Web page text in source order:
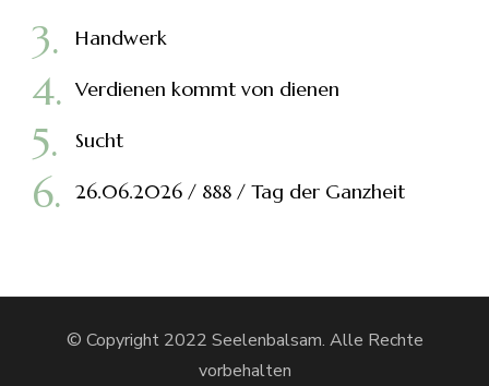
Handwerk
Verdienen kommt von dienen
Sucht
26.06.2026 / 888 / Tag der Ganzheit
© Copyright 2022 Seelenbalsam. Alle Rechte
vorbehalten